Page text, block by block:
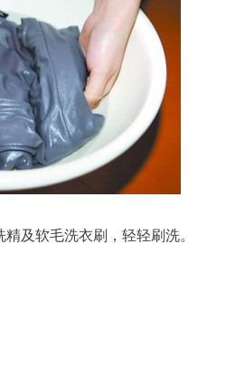
及软毛洗衣刷，轻轻刷洗。